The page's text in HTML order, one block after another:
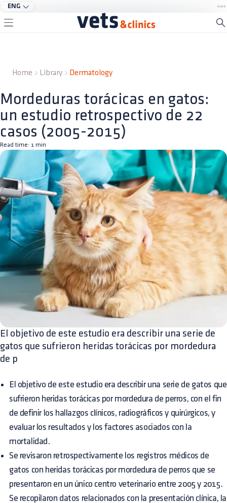
ENG
Home Library Dermatology
Mordeduras torácicas en gatos:
un estudio retrospectivo de 22
casos (2005-2015)
Read time: 1 min
El objetivo de este estudio era describir una serie de
gatos que sufrieron heridas torácicas por mordedura
de p
El objetivo de este estudio era describir una serie de gatos que
sufrieron heridas torácicas por mordedura de perros, con el fin
de definir los hallazgos clínicos, radiográficos y quirúrgicos, y
evaluar los resultados y los factores asociados con la
mortalidad.
Se revisaron retrospectivamente los registros médicos de
gatos con heridas torácicas por mordedura de perros que se
presentaron en un único centro veterinario entre 2005 y 2015.
Se recopilaron datos relacionados con la presentación clínica, la